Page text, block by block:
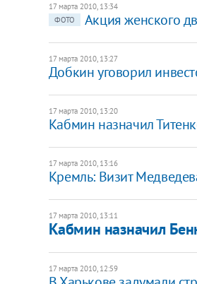
17 марта 2010, 13:34
ФОТО
Акция женского
17 марта 2010, 13:27
Добкин уговорил
17 марта 2010, 13:20
Кабмин назначил
17 марта 2010, 13:16
Кремль: Визит
17 марта 2010, 13:11
Кабмин назначил
17 марта 2010, 12:59